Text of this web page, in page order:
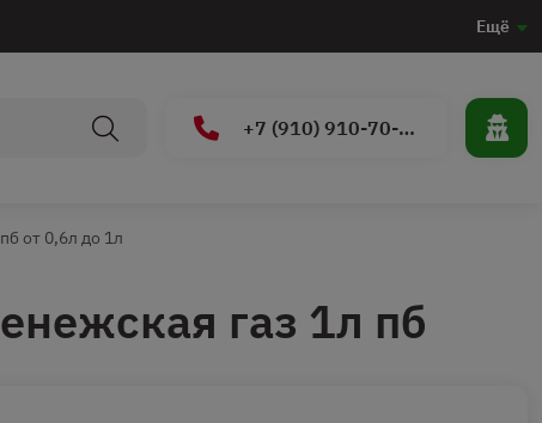
Ещё
+7 (910) 910-70-15
от 0,6л до 1л
газ 1л пб